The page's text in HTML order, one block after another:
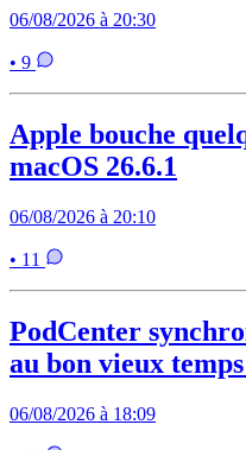
06/08/2026 à 20:30
• 9
Apple bouche
macOS 26.6.1
06/08/2026 à 20:10
• 11
PodCenter
au bon vieux
06/08/2026 à 18:09